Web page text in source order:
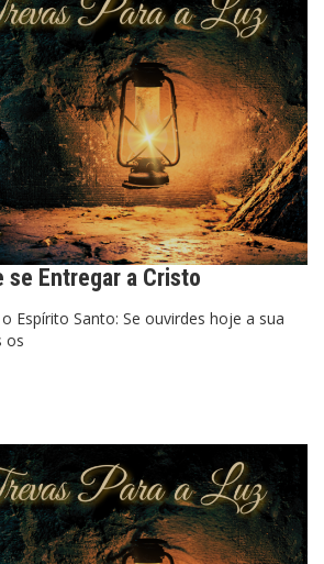
se Entregar a Cristo
Espírito Santo: Se ouvirdes hoje a sua
os